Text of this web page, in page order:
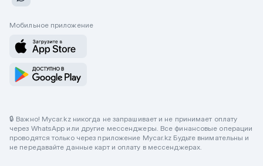
Мобильное приложение
🔒 Важно! Mycar.kz никогда не запрашивает и не принимает оплату
через WhatsApp или другие мессенджеры. Все финансовые операции
проводятся только через приложение Mycar.kz Будьте внимательны и
не передавайте данные карт и оплату в мессенджерах.